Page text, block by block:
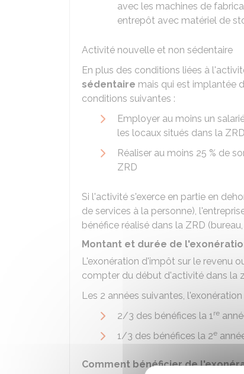
avec les machines de
entrepôt avec matériel de
Activité nouvelle et non sédentaire
En plus des conditions liées à
sédentaire mais qui est implantée
conditions suivantes :
Employer au moins un
les locaux situés dans la
Réaliser au moins 25 % de
ZRD
Si l'activité s'exerce en partie en
de services à la personne),
bénéfice réalisé dans la ZRD (bureau,
Montant et durée de
L'exonération d'impôt sur le revenu
compter du début d'activité dans la
Les 2 années suivantes,
2/3 des bénéfices la 1re
1/3 des bénéfices la 2e
Comment bénéficier de